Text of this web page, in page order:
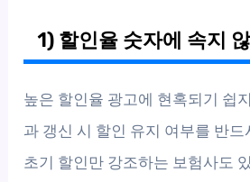
1) 할인율 숫자에 속지
높은 할인율 광고에 현혹되기 쉽
과 갱신 시 할인 유지 여부를 반
초기 할인만 강조하는 보험사도